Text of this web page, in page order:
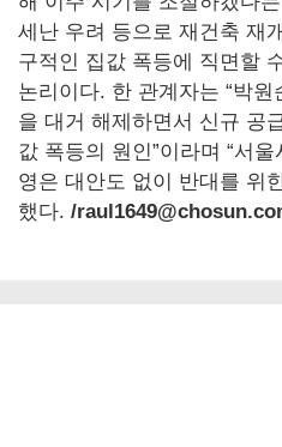
세난 우려 등으로 재건축 재
구적인 집값 폭등에 직면할
논리이다. 한 관계자는 “박
을 대거 해제하면서 신규 공
값 폭등의 원인”이라며 “서
영은 대안도 없이 반대를 위
했다. /